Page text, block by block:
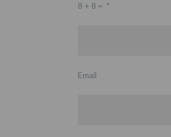
8 + 8 = *
Email